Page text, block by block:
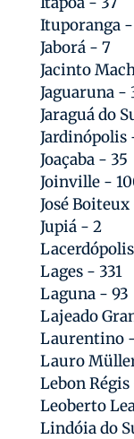
Ituporanga -
Jaborá - 7
Jacinto
Jaguaruna -
Jaraguá do
Jardinópolis
Joaçaba - 35
Joinville -
José
Jupiá - 2
Lages - 331
Laguna - 93
Lajeado
Laurentino
Lauro
Lebon Régis
Leoberto
Lindóia do